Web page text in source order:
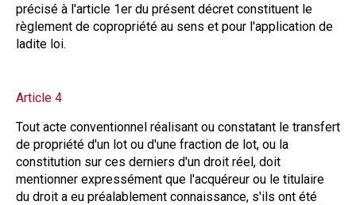
précisé à l'article 1er du présent décret constituent le
règlement de copropriété au sens et pour l'application de
ladite loi.
Article 4
Tout acte conventionnel réalisant ou constatant le transfert
de propriété d'un lot ou d'une fraction de lot, ou la
constitution sur ces derniers d'un droit réel, doit
mentionner expressément que l'acquéreur ou le titulaire
du droit a eu préalablement connaissance, s'ils ont été